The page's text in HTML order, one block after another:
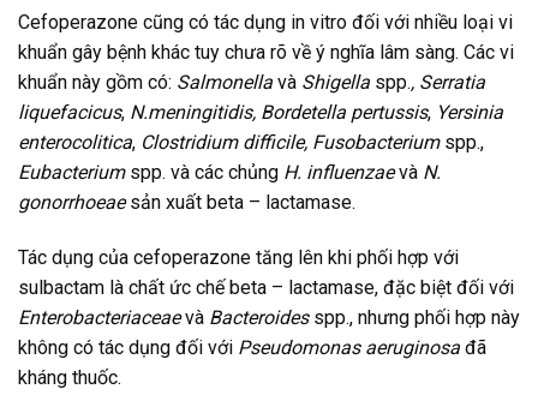
Cefoperazone cũng có tác dụng in vitro đối với nhiều loại vi
khuẩn gây bệnh khác tuy chưa rõ về ý nghĩa lâm sàng. Các vi
khuẩn này gồm có: Salmonella và Shigella spp., Serratia
liquefacicus, N.meningitidis, Bordetella pertussis, Yersinia
enterocolitica, Clostridium difficile, Fusobacteriumspp.,
Eubacteriumspp. và các chủng H. influenzaevà N.
gonorrhoeaesản xuất beta – lactamase.
Tác dụng của cefoperazone tăng lên khi phối hợp với
sulbactam là chất ức chế beta – lactamase, đặc biệt đối với
Enterobacteriaceaevà Bacteroidesspp., nhưng phối hợp này
không có tác dụng đối với Pseudomonas aeruginosa đã
kháng thuốc.